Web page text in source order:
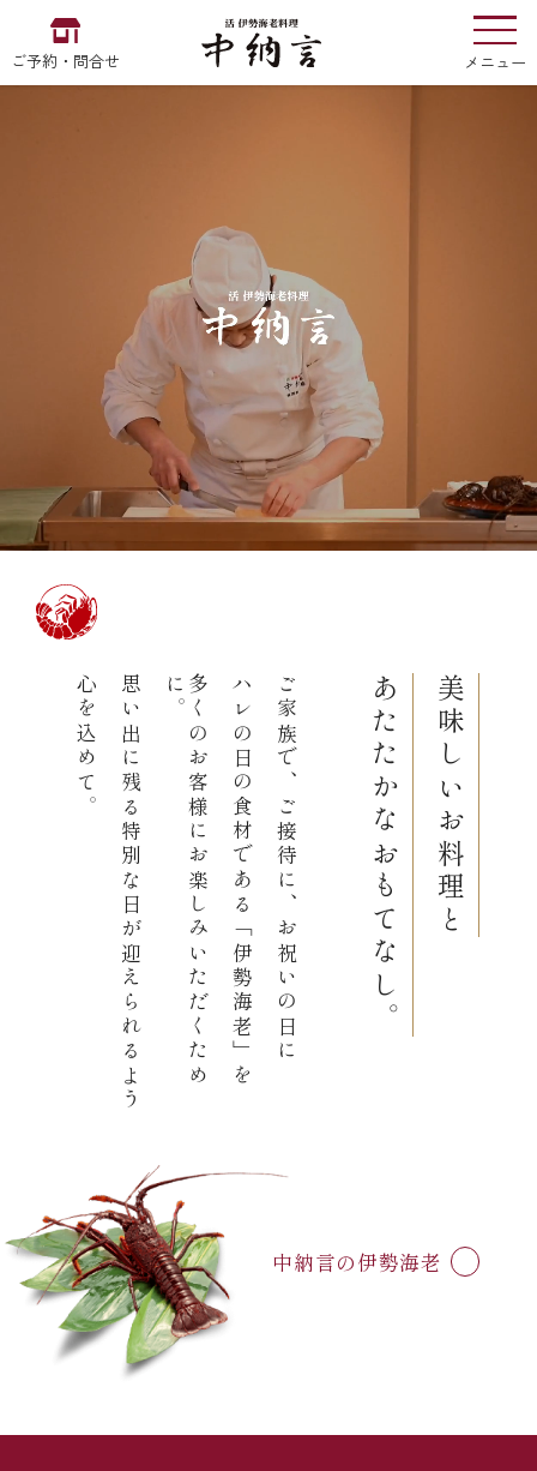
ご予約・問合せ メニュー
中文
中納言の伊勢海老
用途・シーン
ご結婚式 1.5次会・
(造り/焼物/蒸し/ボイル伊勢海老)
(ごちそう重/誕生日重/還暦重/お食い初め重)
(生おせち/おせち冷凍)
(中納言/鉄板焼ひかり)
（中納言厨房）
弁当宅配・仕出し
鉄板焼 ひかり
製薬会社・MR
企業情報
プライバシーポリシー
サイトマップ
採用情報
ご意見・お問合せ
美味しいお料理と
あたたかなおもてなし。
ご家族で、ご接待に、お祝いの日に
ハレの日の食材である「伊勢海老」を
多
く
の
お
客
様
に
お
楽
し
み
い
た
だ
く
た
め
に
。
思い出に残る特別な日が迎えられるよう
心を込めて。
中納言の伊勢海老